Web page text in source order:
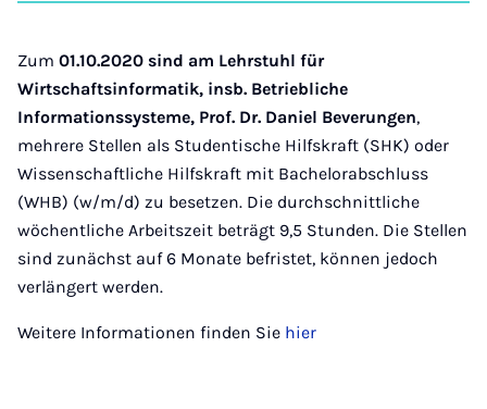
Zum 01.10.2020 sind am Lehrstuhl für
Wirtschaftsinformatik, insb. Betriebliche
Informationssysteme, Prof. Dr. Daniel Beverungen,
mehrere Stellen als Studentische Hilfskraft (SHK) oder
Wissenschaftliche Hilfskraft mit Bachelorabschluss
(WHB) (w/m/d) zu besetzen. Die durchschnittliche
wöchentliche Arbeitszeit beträgt 9,5 Stunden. Die Stellen
sind zunächst auf 6 Monate befristet, können jedoch
verlängert werden.
Weitere Informationen finden Sie hier